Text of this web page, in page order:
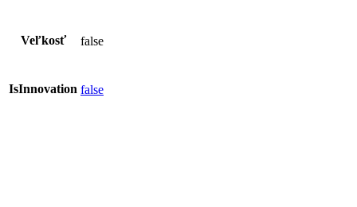
Veľkosť false
IsInnovation false